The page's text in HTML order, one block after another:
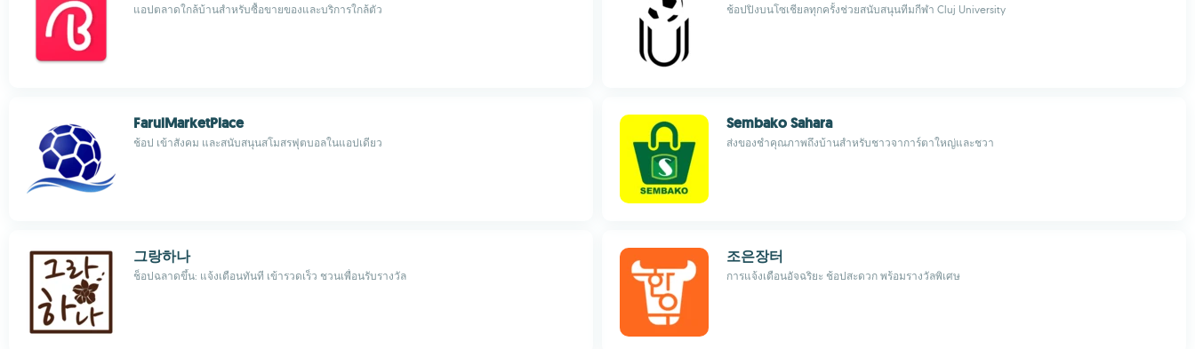
แอปตลาดใกล้บ้านสำหรับซื้อขายของและบริการใกล้ตัว ช้อปปิงบนโซเชียลทุกครั้งช่วยสนับสนุนทีมกีฬา Cluj University
FarulMarketPlace
ช้อป เข้าสังคม และสนับสนุนสโมสรฟุตบอลในแอปเดียว
Sembako Sahara
ส่งของชำคุณภาพถึงบ้านสำหรับชาวจาการ์ตาใหญ่และชวา
그랑하나
ช็อปฉลาดขึ้น: แจ้งเตือนทันที เข้ารวดเร็ว ชวนเพื่อนรับรางวัล
조은장터
การแจ้งเตือนอัจฉริยะ ช้อปสะดวก พร้อมรางวัลพิเศษ